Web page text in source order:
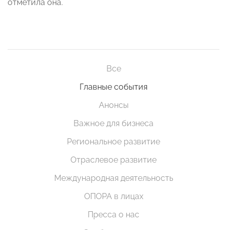
отметила она.
Все
Главные события
Анонсы
Важное для бизнеса
Региональное развитие
Отраслевое развитие
Международная деятельность
ОПОРА в лицах
Пресса о нас